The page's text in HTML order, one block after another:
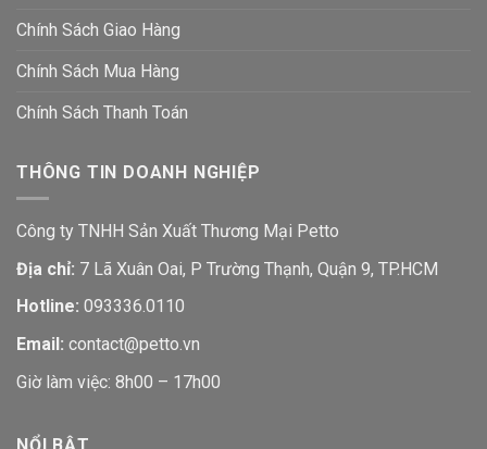
Chính Sách Giao Hàng
Chính Sách Mua Hàng
Chính Sách Thanh Toán
THÔNG TIN DOANH NGHIỆP
Công ty TNHH Sản Xuất Thương Mại Petto
Địa chỉ: 7 Lã Xuân Oai, P Trường Thạnh, Quận 9, TP.HCM
Hotline: 093336.0110
Email: contact@petto.vn
Giờ làm việc: 8h00 – 17h00